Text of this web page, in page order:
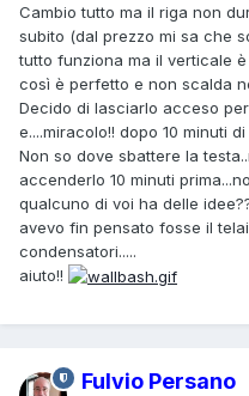
Cambio tutto ma il riga non
subito (dal prezzo mi sa che
tutto funziona ma il verticale
così è perfetto e non scalda
Decido di lasciarlo acceso
e....miracolo!! dopo 10 minuti
Non so dove sbattere la
accenderlo 10 minuti
qualcuno di voi ha delle
avevo fin pensato fosse il
condensatori.....
aiuto!!
Fulvio Persano